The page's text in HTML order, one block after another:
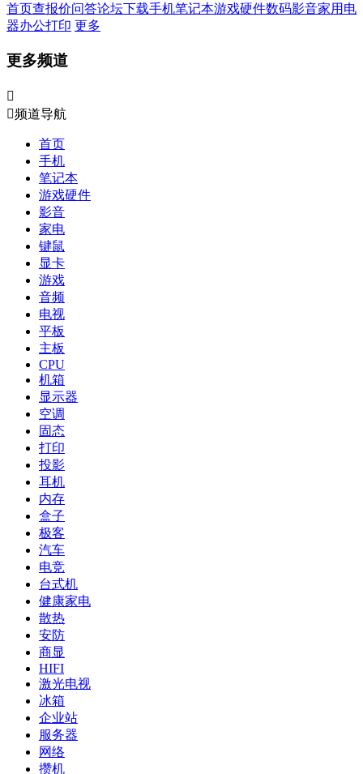
首页查报价问答论坛下载手机笔记本游戏硬件数码影音家用电
器办公打印 更多
更多频道

频道导航
首页
手机
笔记本
游戏硬件
影音
家电
键鼠
显卡
游戏
音频
电视
平板
主板
CPU
机箱
显示器
空调
固态
打印
投影
耳机
内存
盒子
极客
汽车
电竞
台式机
健康家电
散热
安防
商显
HIFI
激光电视
冰箱
企业站
服务器
网络
攒机